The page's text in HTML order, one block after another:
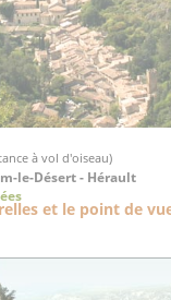
à vol d'oiseau)
le-Désert - Hérault
et le point de